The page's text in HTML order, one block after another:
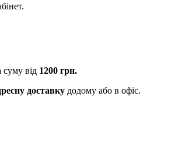
від 1200 грн.
доставку додому або в офіс.